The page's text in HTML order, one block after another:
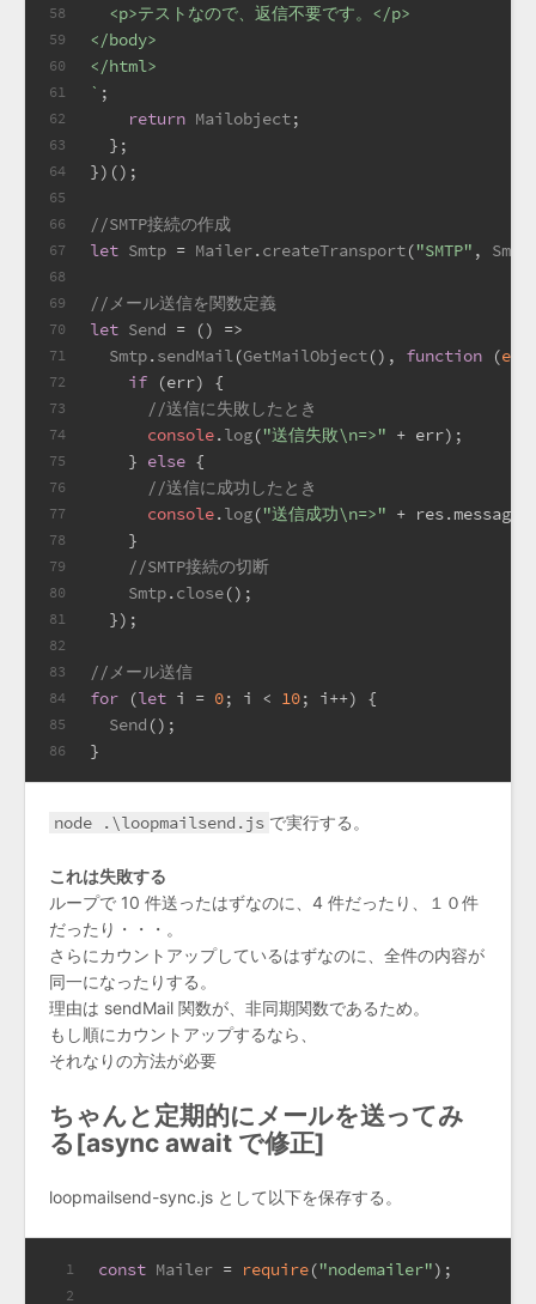
58
59
60
61
62
63
64
65
66
67
68
69
70
71
72
73
74
75
76
77
78
79
80
81
82
83
84
85
86
  <p>テストなので、返信不要です。</p>
</body>
</html>
` ;
return Mailobject;
  };
})();
//SMTP接続の作成
let Smtp = Mailer.createTransport("SMTP" ,
//メール送信を関数定義
let Send = () =>
Smtp.sendMail(GetMailObject(), function (
if (err) {
//送信に失敗したとき
console.log("送信失敗\n=>" + err);
    }
else {
//送信に成功したとき
console.log("送信成功\n=>" + res.message
    }
//SMTP接続の切断
Smtp.close();
  });
//メール送信
for (let i = 0; i < 10; i++) {
Send ();
}
node .\loopmailsend.js で実行する。
これは失敗する
ループで 10 件送ったはずなのに、4 件だったり、１０件
だったり・・・。
さらにカウントアップしているはずなのに、全件の内容が
同一になったりする。
理由は sendMail 関数が、非同期関数であるため。
もし順にカウントアップするなら、
それなりの方法が必要
ちゃんと定期的にメールを送ってみ
る[async await で修正]
loopmailsend-sync.js として以下を保存する。
1
2
const Mailer = require("nodemailer");